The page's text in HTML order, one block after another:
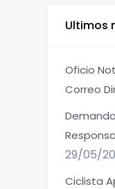
Ultimos
Oficio
Correo
29/05/
Ciclista